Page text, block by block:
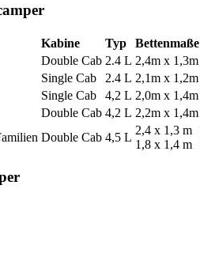
Kabine Typ Bettenmaße
Double Cab 2.4 L 2,4m x 1,3m
Single Cab 2.4 L 2,1m x 1,2m
Single Cab 4,2 L 2,0m x 1,4m
Double Cab 4,2 L 2,2m x 1,4m
Double Cab 4,5 L
2,4 x 1,3 m
1,8 x 1,4 m